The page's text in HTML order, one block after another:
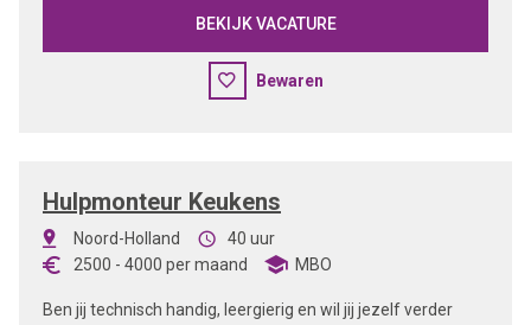
BEKIJK VACATURE
Bewaren
Hulpmonteur Keukens
Noord-Holland
40 uur
2500 - 4000 per maand MBO
Ben jij technisch handig, leergierig en wil jij jezelf verder